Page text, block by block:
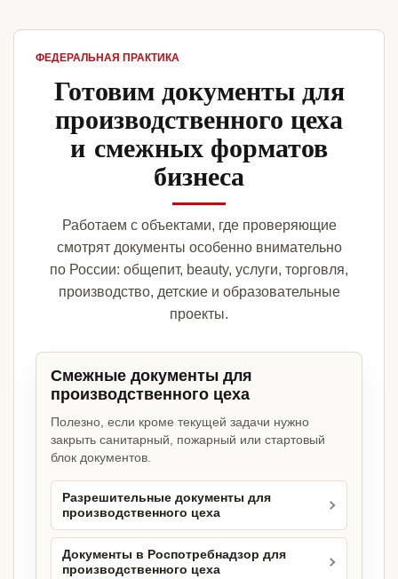
ФЕДЕРАЛЬНАЯ ПРАКТИКА
Готовим документы для
производственного цеха
и смежных форматов
бизнеса
Работаем с объектами, где проверяющие
смотрят документы особенно внимательно
по России: общепит, beauty, услуги, торговля,
производство, детские и образовательные
проекты.
Смежные документы для
производственного цеха
Полезно, если кроме текущей задачи нужно
закрыть санитарный, пожарный или стартовый
блок документов.
Разрешительные документы для
производственного цеха
Документы в Роспотребнадзор для
производственного цеха